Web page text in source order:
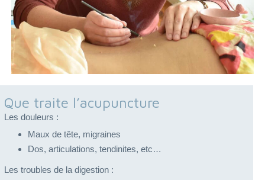
Que traite l’acupuncture
Les douleurs :
Maux de tête, migraines
Dos, articulations, tendinites, etc…
Les troubles de la digestion :